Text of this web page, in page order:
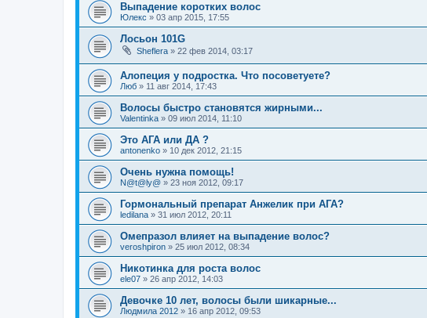
Выпадение коротких волос
Юлекс » 03 апр 2015, 17:55
Лосьон 101G
Sheflera » 22 фев 2014, 03:17
Алопеция у подростка. Что посоветуете?
Люб » 11 авг 2014, 17:43
Волосы быстро становятся жирными...
Valentinka » 09 июл 2014, 11:10
Это АГА или ДА ?
antonenko » 10 дек 2012, 21:15
Очень нужна помощь!
N@t@ly@ » 23 ноя 2012, 09:17
Гормональный препарат Анжелик при АГА?
ledilana » 31 июл 2012, 20:11
Омепразол влияет на выпадение волос?
veroshpiron » 25 июл 2012, 08:34
Никотинка для роста волос
ele07 » 26 апр 2012, 14:03
Девочке 10 лет, волосы были шикарные...
Людмила 2012 » 16 апр 2012, 09:53